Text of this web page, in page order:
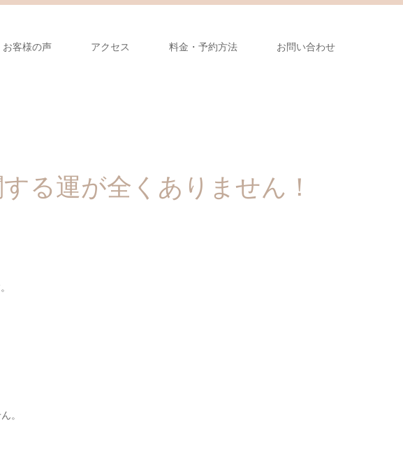
お客様の声 アクセス 料金・予約方法 お問い合わせ
る運が全くありません！
。